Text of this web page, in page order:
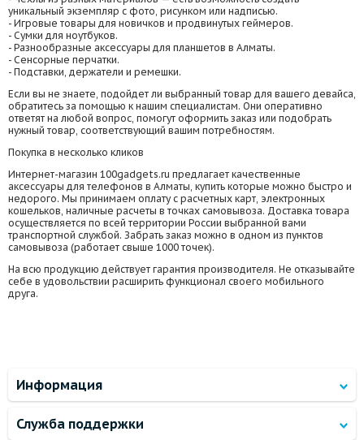
уникальный экземпляр с фото, рисунком или надписью.
- Игровые товары для новичков и продвинутых геймеров.
- Сумки для ноутбуков.
- Разнообразные аксессуары для планшетов в Алматы.
- Сенсорные перчатки.
- Подставки, держатели и ремешки.
Если вы не знаете, подойдет ли выбранный товар для вашего девайса,
обратитесь за помощью к нашим специалистам. Они оперативно
ответят на любой вопрос, помогут оформить заказ или подобрать
нужный товар, соответствующий вашим потребностям.
Покупка в несколько кликов
Интернет-магазин 100gadgets.ru предлагает качественные
аксессуары для телефонов в Алматы, купить которые можно быстро и
недорого. Мы принимаем оплату с расчетных карт, электронных
кошельков, наличные расчеты в точках самовывоза. Доставка товара
осуществляется по всей территории России выбранной вами
транспортной службой. Забрать заказ можно в одном из пунктов
самовывоза (работает свыше 1000 точек).
На всю продукцию действует гарантия производителя. Не отказывайте
себе в удовольствии расширить функционал своего мобильного
друга.
Информация
Служба поддержки